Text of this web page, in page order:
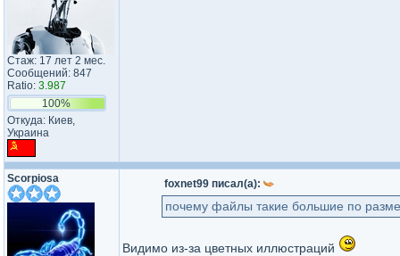
Стаж: 17 лет 2 мес.
Сообщений: 847
Ratio: 3.987
100%
Откуда: Киев,
Украина
Scorpiosa foxnet99 писал(а):
почему файлы такие большие по
Видимо из-за цветных иллюстраций